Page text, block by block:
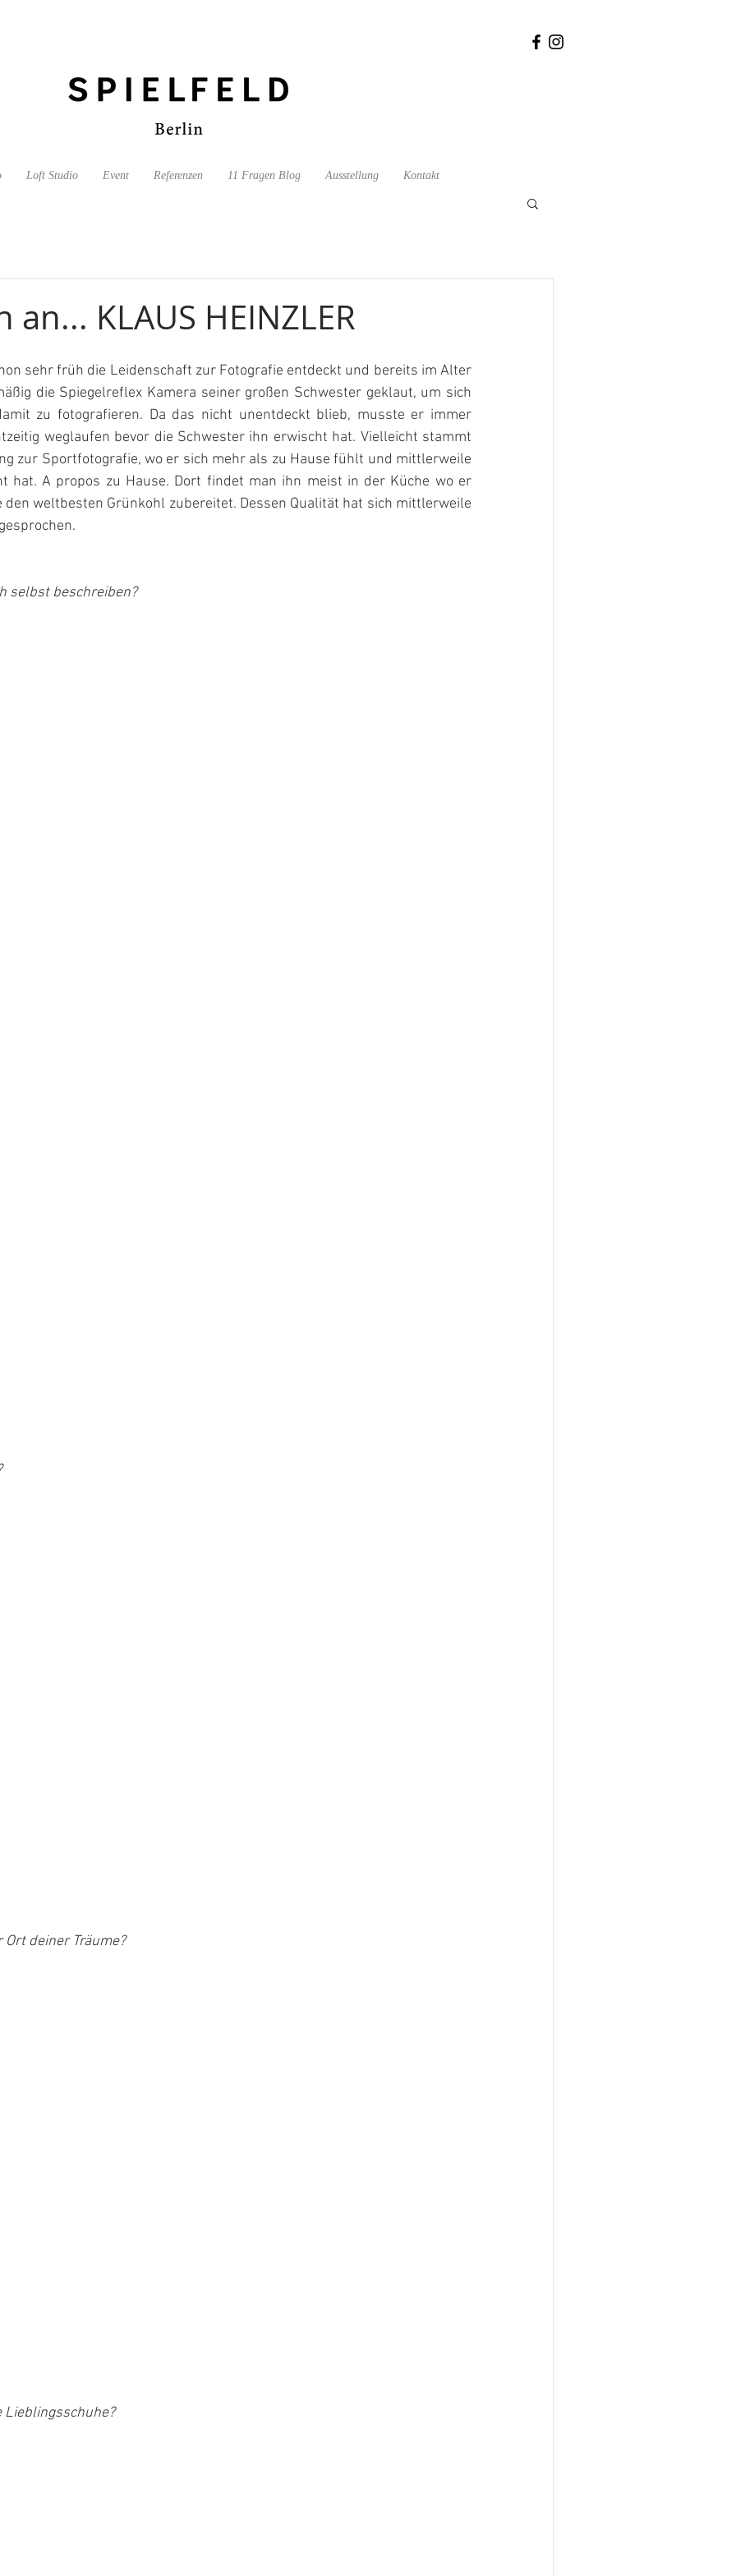
Loft Studio Event Referenzen 11 Fragen Blog Ausstellung Kontakt
an... KLAUS HEINZLER
sehr früh die Leidenschaft zur Fotografie entdeckt und bereits im Alter
die Spiegelreflex Kamera seiner großen Schwester geklaut, um sich
zu fotografieren. Da das nicht unentdeckt blieb, musste er immer
weglaufen bevor die Schwester ihn erwischt hat. Vielleicht stammt
zur Sportfotografie, wo er sich mehr als zu Hause fühlt und mittlerweile
hat. A propos zu Hause. Dort findet man ihn meist in der Küche wo er
den weltbesten Grünkohl zubereitet. Dessen Qualität hat sich mittlerweile
selbst beschreiben?
Ort deiner Träume?
Lieblingsschuhe?